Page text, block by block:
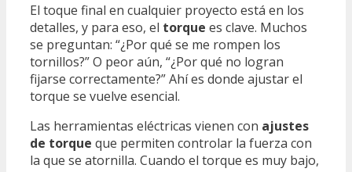
El toque final en cualquier proyecto está en los
detalles, y para eso, el torque es clave. Muchos
se preguntan: “¿Por qué se me rompen los
tornillos?” O peor aún, “¿Por qué no logran
fijarse correctamente?” Ahí es donde ajustar el
torque se vuelve esencial.
Las herramientas eléctricas vienen con ajustes
de torque que permiten controlar la fuerza con
la que se atornilla. Cuando el torque es muy bajo,